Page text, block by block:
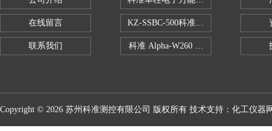
在线留言
联系我们
KZ-SSBC-500科准单柱电子万能试验
科准 Alpha-W260 半导体全自动推拉
Copyright © 2026 苏州科准测控有限公司 版权所有 技术支持： 化工仪器